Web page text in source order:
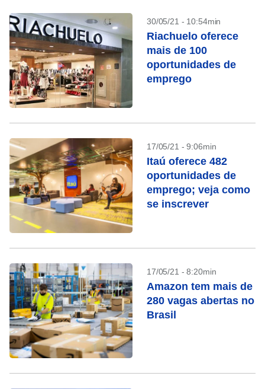
30/05/21 - 10:54min
Riachuelo oferece
mais de 100
oportunidades de
emprego
17/05/21 - 9:06min
Itaú oferece 482
oportunidades de
emprego; veja como
se inscrever
17/05/21 - 8:20min
Amazon tem mais de
280 vagas abertas no
Brasil